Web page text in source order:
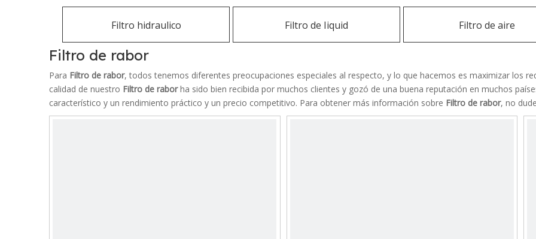
Filtro hidraulico Filtro de Iiquid Filtro de aire
Filtro de rabor
Para Filtro de rabor, todos tenemos diferentes preocupaciones especiales al respecto, y lo que hacemos es maximizar los
calidad de nuestro Filtro de raborha sido bien recibida por muchos clientes y gozó de una buena reputación en muchos
característico y un rendimiento práctico y un precio competitivo. Para obtener más información sobre Filtro de rabor, no